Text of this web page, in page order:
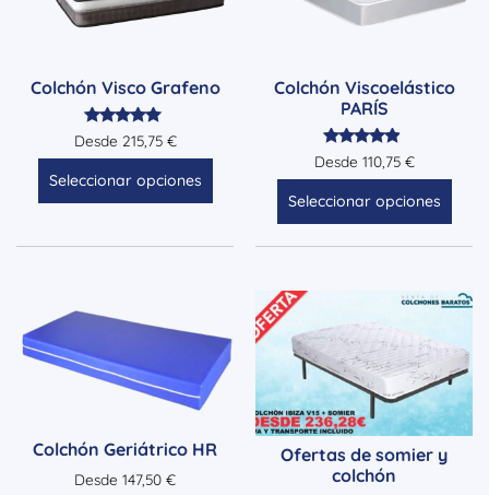
Colchón Visco Grafeno
Valorado
con
de 5
Desde 215,75 €
Seleccionar opciones
Colchón Viscoelástico
PARÍS
Valorado
con
de 5
Desde 110,75 €
Seleccionar opciones
Colchón Geriátrico HR
Desde 147,50 €
Ofertas de somier y
colchón